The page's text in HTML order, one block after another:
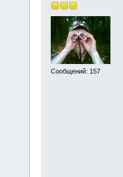
Сообщений: 157